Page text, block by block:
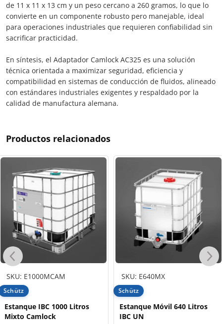
de 11 x 11 x 13 cm y un peso cercano a 260 gramos, lo que lo
convierte en un componente robusto pero manejable, ideal
para operaciones industriales que requieren confiabilidad sin
sacrificar practicidad.
En síntesis, el Adaptador Camlock AC325 es una solución
técnica orientada a maximizar seguridad, eficiencia y
compatibilidad en sistemas de conducción de fluidos, alineado
con estándares industriales exigentes y respaldado por la
calidad de manufactura alemana.
Productos relacionados
SKU: E1000MCAM
Schütz
Estanque IBC 1000 Litros
Mixto Camlock
SKU: E640MX
Schütz
Estanque Móvil 640 Litros
IBC UN